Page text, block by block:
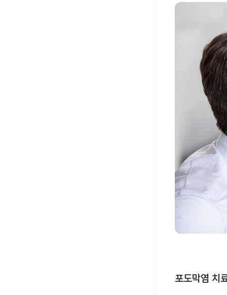
포도막염 치